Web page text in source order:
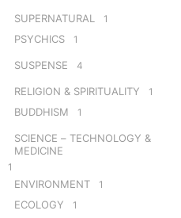
SUPERNATURAL 1
PSYCHICS 1
SUSPENSE 4
RELIGION & SPIRITUALITY 1
BUDDHISM 1
SCIENCE – TECHNOLOGY &
MEDICINE
1
ENVIRONMENT 1
ECOLOGY 1